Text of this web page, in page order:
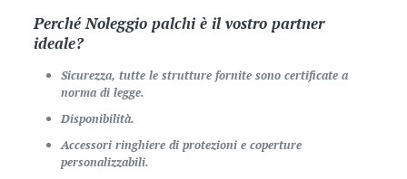
PerchéNoleggio palchiè il vostro partner
ideale?
Sicurezza, tutte le strutture fornite sono certificate a
norma di legge.
Disponibilità.
Accessori ringhiere di protezioni e coperture
personalizzabili.